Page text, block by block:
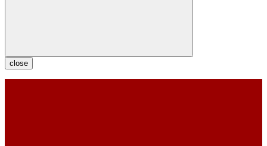
close